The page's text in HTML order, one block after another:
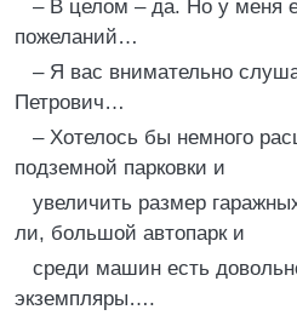
– В целом – да. Но у меня
пожеланий…
– Я вас внимательно
Петрович…
– Хотелось бы немного
подземной парковки и
увеличить размер
ли, большой автопарк и
среди машин есть
экземпляры….